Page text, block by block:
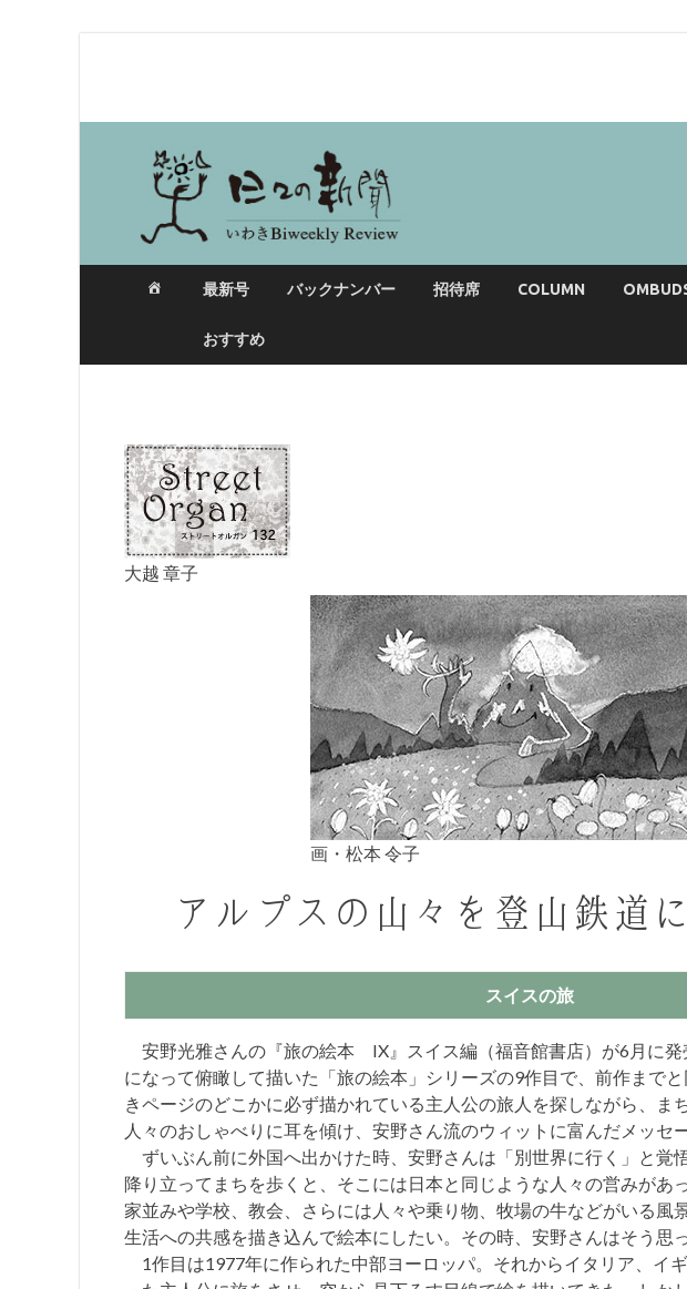
日々の新聞
最新号 バックナンバー 招待席 COLUMN
おすすめ
大越 章子
画・松本 令子
アルプスの山々を登山鉄道
スイスの旅
安野光雅さんの『旅の絵本 IX』スイス編（福音館書店）が6月に発
になって俯瞰して描いた「旅の絵本」シリーズの9作目で、前作まで
きページのどこかに必ず描かれている主人公の旅人を探しながら、ま
人々のおしゃべりに耳を傾け、安野さん流のウィットに富んだメッセ
ずいぶん前に外国へ出かけた時、安野さんは「別世界に行く」と覚
降り立ってまちを歩くと、そこには日本と同じような人々の営みがあ
家並みや学校、教会、さらには人々や乗り物、牧場の牛などがいる風
生活への共感を描き込んで絵本にしたい。その時、安野さんはそう思
1作目は1977年に作られた中部ヨーロッパ。それからイタリア、イ